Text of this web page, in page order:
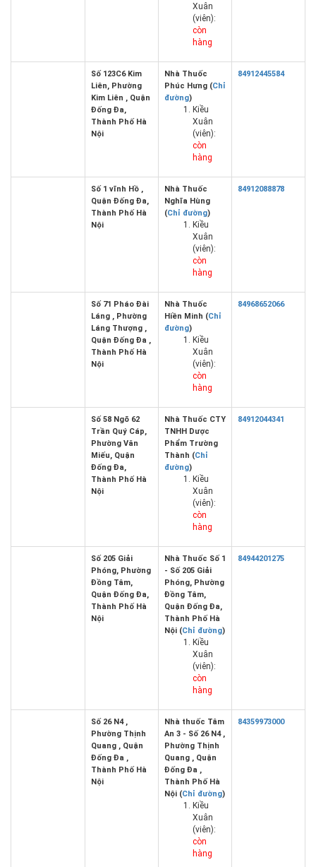
Xuân
(viên):
còn
hàng
Số 123C6 Kim
Liên, Phường
Kim Liên , Quận
Đống Đa,
Thành Phố Hà
Nội
Nhà Thuốc
Phúc Hưng (Chỉ
đường)
Kiều
Xuân
(viên):
còn
hàng
84912445584
Số 1 vĩnh Hồ ,
Quận Đống Đa,
Thành Phố Hà
Nội
Nhà Thuốc
Nghĩa Hùng
(Chỉ đường)
Kiều
Xuân
(viên):
còn
hàng
84912088878
Số 71 Pháo Đài
Láng , Phường
Láng Thượng ,
Quận Đống Đa ,
Thành Phố Hà
Nội
Nhà Thuốc
Hiền Minh (Chỉ
đường)
Kiều
Xuân
(viên):
còn
hàng
84968652066
Số 58 Ngõ 62
Trần Quý Cáp,
Phường Văn
Miếu, Quận
Đống Đa,
Thành Phố Hà
Nội
Nhà Thuốc CTY
TNHH Dược
Phẩm Trường
Thành (Chỉ
đường)
Kiều
Xuân
(viên):
còn
hàng
84912044341
Số 205 Giải
Phóng, Phường
Đồng Tâm,
Quận Đống Đa,
Thành Phố Hà
Nội
Nhà Thuốc Số 1
- Số 205 Giải
Phóng, Phường
Đồng Tâm,
Quận Đống Đa,
Thành Phố Hà
Nội (Chỉ đường)
Kiều
Xuân
(viên):
còn
hàng
84944201275
Số 26 N4 ,
Phường Thịnh
Quang , Quận
Đống Đa ,
Thành Phố Hà
Nội
Nhà thuốc Tâm
An 3 - Số 26 N4 ,
Phường Thịnh
Quang , Quận
Đống Đa ,
Thành Phố Hà
Nội (Chỉ đường)
Kiều
Xuân
(viên):
còn
hàng
84359973000